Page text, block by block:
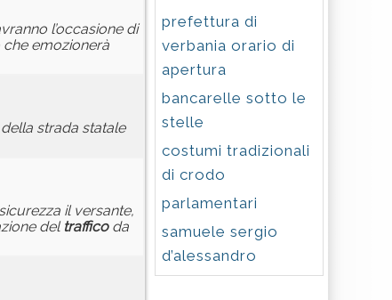
l’occasione di
emozionerà
strada statale
il versante,
del trafficoda
prefettura di
verbania orario di
apertura
bancarelle sotto le
stelle
costumi tradizionali
di crodo
parlamentari
samuele sergio
d’alessandro